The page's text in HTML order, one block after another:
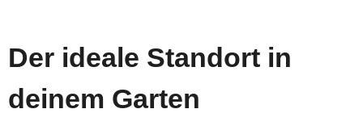
Der ideale Standort in
deinem Garten